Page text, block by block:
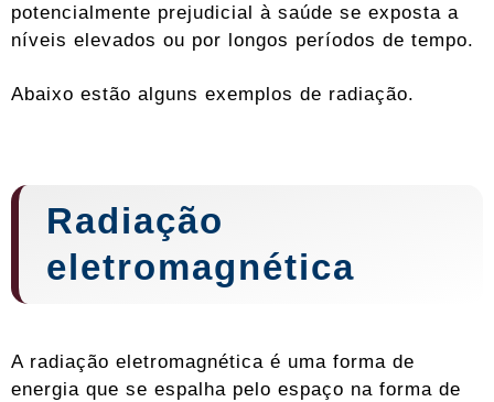
potencialmente prejudicial à saúde se exposta a
níveis elevados ou por longos períodos de tempo.
Abaixo estão alguns exemplos de radiação.
Radiação
eletromagnética
A radiação eletromagnética é uma forma de
energia que se espalha pelo espaço na forma de